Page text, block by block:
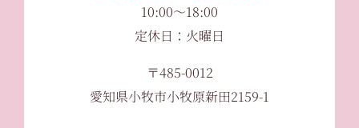
10:00〜18:00
定休日：火曜日
〒485-0012
愛知県小牧市小牧原新田2159-1